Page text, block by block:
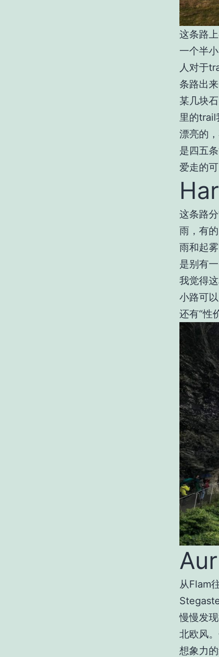
这条路
一个半
人对于
条路出
某几块
里的trail
漂亮的
是四五
爱走的
这条路
雨，有
雨和起
是别有
我觉得
小路可
还有“性
从Flam
慢慢发
北欧风
想象力